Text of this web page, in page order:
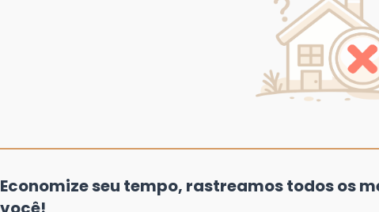
Economize seu tempo, rastreamos todos os